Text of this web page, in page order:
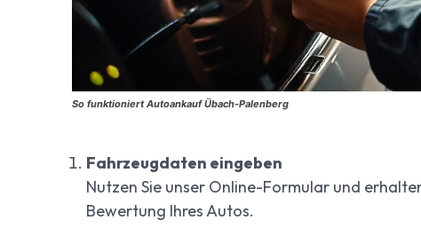
So funktioniert Autoankauf Übach-Palenberg
Fahrzeugdaten eingeben
Nutzen Sie unser Online-Formular und
Bewertung Ihres Autos.